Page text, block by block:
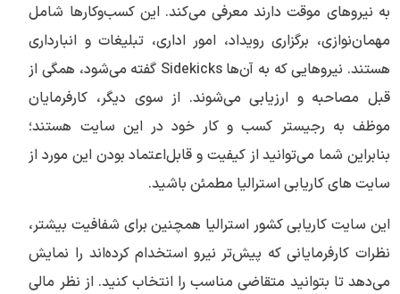
به نیروهای موقت دارند معرفی می‌کند. این کسب‌وکارها شامل
مهمان‌نوازی، برگزاری رویداد، امور اداری، تبلیغات و انبارداری
هستند. نیروهایی که به آن‌ها Sidekicks گفته می‌شود، همگی از
قبل مصاحبه و ارزیابی می‌شوند. از سوی دیگر، کارفرمایان
موظف به رجیستر کسب و کار خود در این سایت هستند؛
بنابراین شما می‌توانید از کیفیت و قابل‌اعتماد بودن این مورد از
سایت های کاریابی استرالیا مطمئن باشید.
این سایت کاریابی کشور استرالیا همچنین برای شفافیت بیشتر،
نظرات کارفرمایانی که پیش‌تر نیرو استخدام کرده‌اند را نمایش
می‌دهد تا بتوانید متقاضی مناسب را انتخاب کنید. از نظر مالی